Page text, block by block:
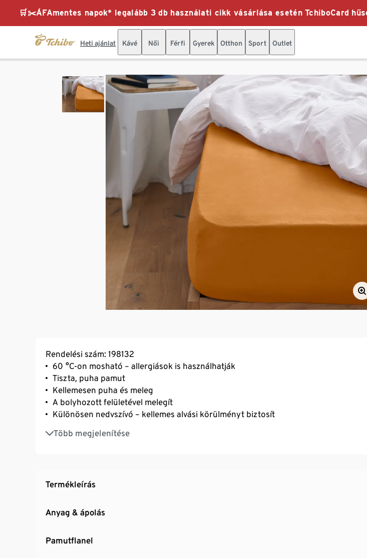
🛒✂️ÁFAmentes napok* legalább 3 db használati cikk vásárlása esetén TchiboCard
Heti ajánlat Kávé Női Férfi Gyerek Otthon Sport Outlet
Rendelési szám: 198132
60 °C-on mosható – allergiások is használhatják
Tiszta, puha pamut
Kellemesen puha és meleg
A bolyhozott felületével melegít
Különösen nedvszívó – kellemes alvási körülményt biztosít
Több megjelenítése
A gumírozott fej- és lábrésznek köszönhetően egyszerűen felhúzható és
gyűrődésmentesen illeszkedik
Termékleírás
Anyag & ápolás
Pamutflanel